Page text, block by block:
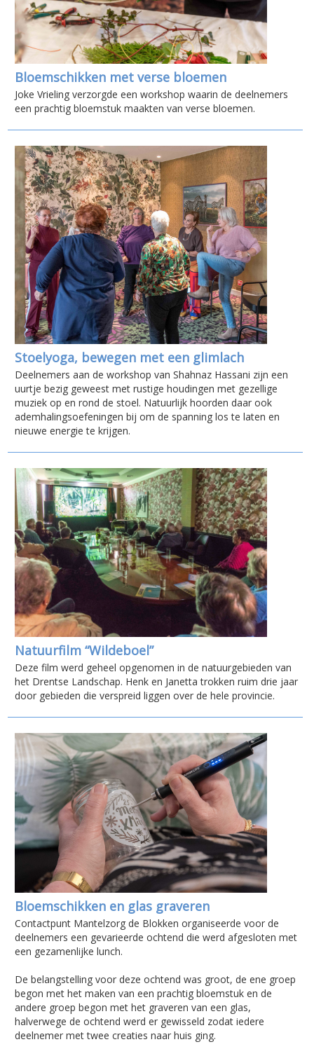
Bloemschikken met verse bloemen
Joke Vrieling verzorgde een workshop waarin de deelnemers
een prachtig bloemstuk maakten van verse bloemen.
Stoelyoga, bewegen met een glimlach
Deelnemers aan de workshop van Shahnaz Hassani zijn een
uurtje bezig geweest met rustige houdingen met gezellige
muziek op en rond de stoel. Natuurlijk hoorden daar ook
ademhalingsoefeningen bij om de spanning los te laten en
nieuwe energie te krijgen.
Natuurfilm “Wildeboel”
Deze film werd geheel opgenomen in de natuurgebieden van
het Drentse Landschap. Henk en Janetta trokken ruim drie jaar
door gebieden die verspreid liggen over de hele provincie.
Bloemschikken en glas graveren
Contactpunt Mantelzorg de Blokken organiseerde voor de
deelnemers een gevarieerde ochtend die werd afgesloten met
een gezamenlijke lunch.
De belangstelling voor deze ochtend was groot, de ene groep
begon met het maken van een prachtig bloemstuk en de
andere groep begon met het graveren van een glas,
halverwege de ochtend werd er gewisseld zodat iedere
deelnemer met twee creaties naar huis ging.